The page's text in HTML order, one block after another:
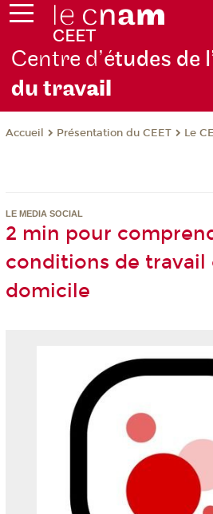
Centre d’études de
du travail
Accueil Présentation du CEET Le
LE MEDIA SOCIAL
2 min pour
conditions de travail
domicile